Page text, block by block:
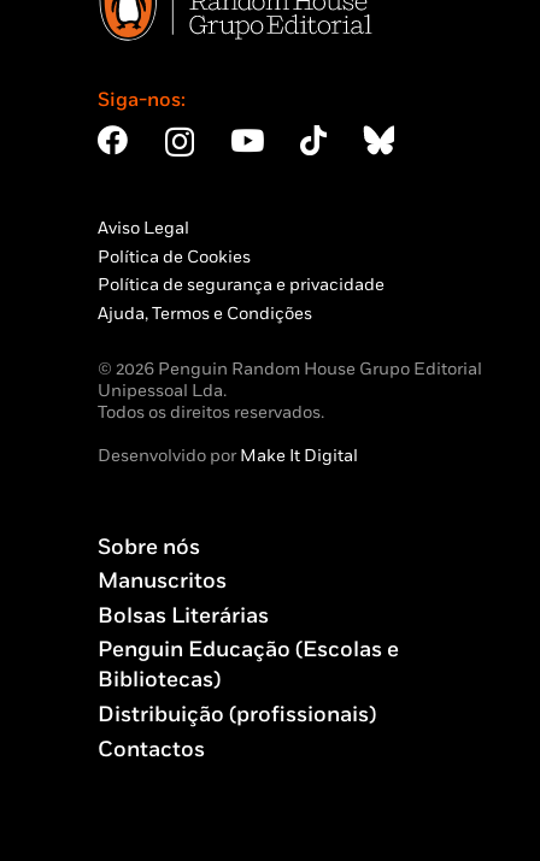
Siga-nos:
Aviso Legal
Política de Cookies
Política de segurança e privacidade
Ajuda, Termos e Condições
© 2026 Penguin Random House Grupo Editorial
Unipessoal Lda.
Todos os direitos reservados.
Desenvolvido porMake It Digital
Sobre nós
Manuscritos
Bolsas Literárias
Penguin Educação (Escolas e
Bibliotecas)
Distribuição (profissionais)
Contactos